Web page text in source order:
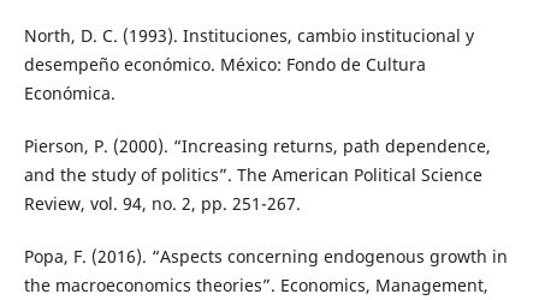
North, D. C. (1993). Instituciones, cambio institucional y
desempeño económico. México: Fondo de Cultura
Económica.
Pierson, P. (2000). “Increasing returns, path dependence,
and the study of politics”. The American Political Science
Review, vol. 94, no. 2, pp. 251-267.
Popa, F. (2016). “Aspects concerning endogenous growth in
the macroeconomics theories”. Economics, Management,